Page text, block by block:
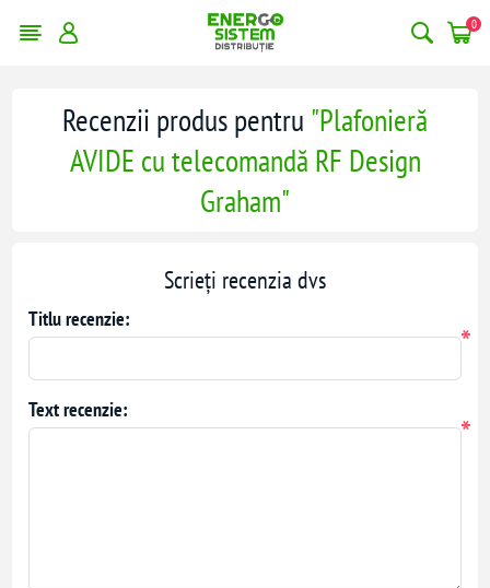
0
Recenzii produs pentru Plafonieră
AVIDE cu telecomandă RF Design
Graham
Scrieți recenzia dvs
Titlu recenzie:
*
Text recenzie:
*